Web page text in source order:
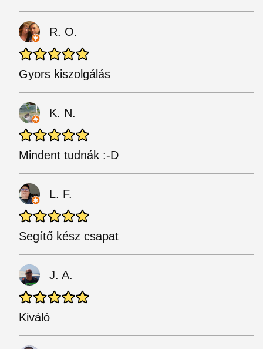
R. O.
Gyors kiszolgálás
K. N.
Mindent tudnák :-D
L. F.
Segítő kész csapat
J. A.
Kiváló